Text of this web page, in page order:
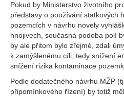
Pokud by Ministerstvo životního
představy o používání statkových
pozemcích v návrhu novely
hnojivech, současná podoba polí
by ale přitom bylo zřejmé, zdali
k zamýšlenému cíli, tedy snížení
snížení rizika kontaminace
Podle dodatečného návrhu MŽP
připomínkového řízení) by totiž